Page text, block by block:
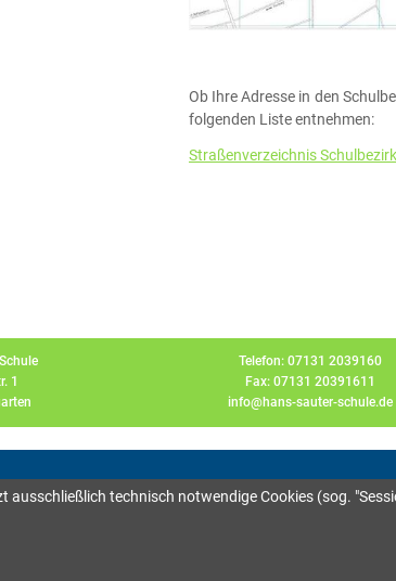
Ob Ihre Adresse in den
folgenden Liste entnehmen:
Straßenverzeichnis
1
Telefon: 07131 2039160
Fax: 07131 20391611
info@hans-sauter-schule.de
ausschließlich technisch notwendige Cookies (sog.